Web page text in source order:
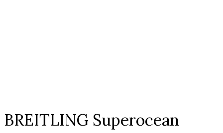
BREITLING Superocean